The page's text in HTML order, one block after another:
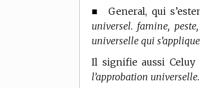
■General, qui
universel. famine,
universelle qui
Il signifie aussi
l’approbation